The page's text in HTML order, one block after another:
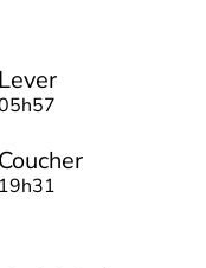
Lever
Coucher
19h31